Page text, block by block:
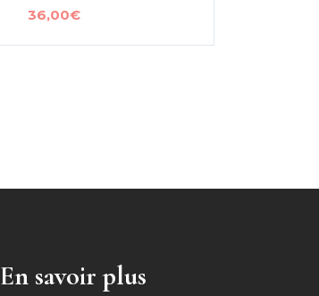
36,00€
En savoir plus